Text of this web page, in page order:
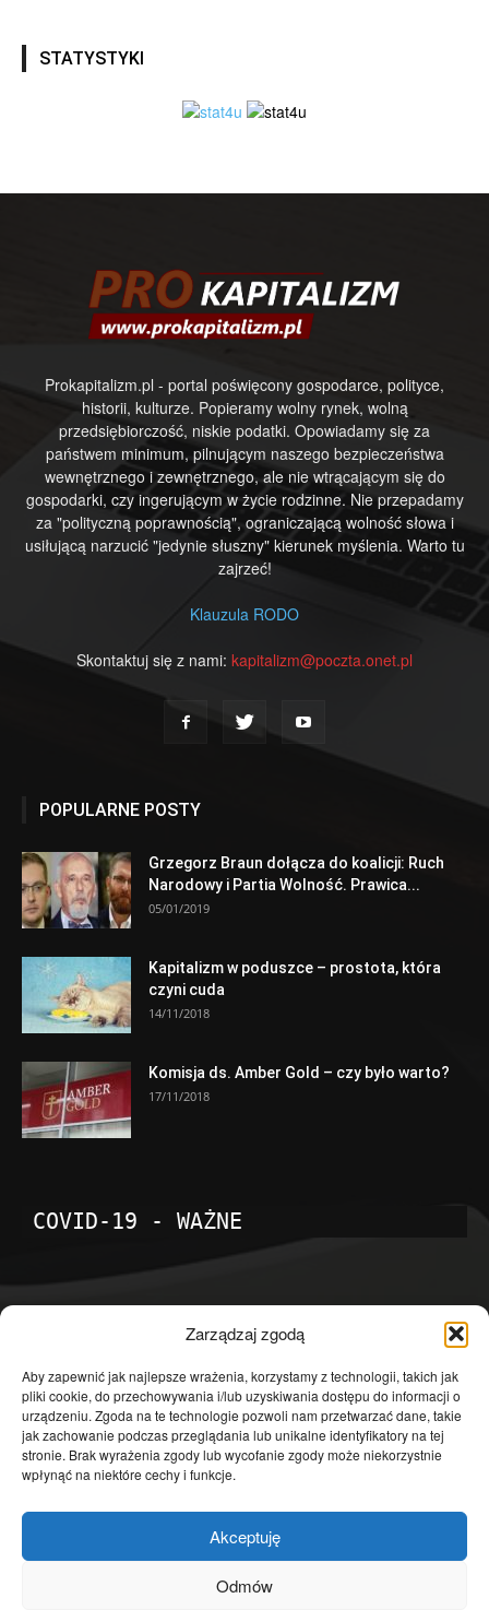
Zarządzaj zgodą
Aby zapewnić jak najlepsze wrażenia, korzystamy z technologii, takich jak
pliki cookie, do przechowywania i/lub uzyskiwania dostępu do informacji o
urządzeniu. Zgoda na te technologie pozwoli nam przetwarzać dane, takie
jak zachowanie podczas przeglądania lub unikalne identyfikatory na tej
stronie. Brak wyrażenia zgody lub wycofanie zgody może niekorzystnie
wpłynąć na niektóre cechy i funkcje.
Akceptuję
Odmów
STATYSTYKI
Prokapitalizm.pl - portal poświęcony gospodarce, polityce,
historii, kulturze. Popieramy wolny rynek, wolną
przedsiębiorczość, niskie podatki. Opowiadamy się za
państwem minimum, pilnującym naszego bezpieczeństwa
wewnętrznego i zewnętrznego, ale nie wtrącającym się do
gospodarki, czy ingerującym w życie rodzinne. Nie przepadamy
za "polityczną poprawnością", ograniczającą wolność słowa i
usiłującą narzucić "jedynie słuszny" kierunek myślenia. Warto tu
zajrzeć!
Klauzula RODO
Skontaktuj się z nami: kapitalizm@poczta.onet.pl
POPULARNE POSTY
Grzegorz Braun dołącza do koalicji: Ruch
Narodowy i Partia Wolność. Prawica...
05/01/2019
Kapitalizm w poduszce – prostota, która
czyni cuda
14/11/2018
Komisja ds. Amber Gold – czy było warto?
17/11/2018
COVID-19 - WAŻNE
Temat dnia
4601
Publicystyka
4363
Polityka
3639
Polska
Społeczeństwo
2823